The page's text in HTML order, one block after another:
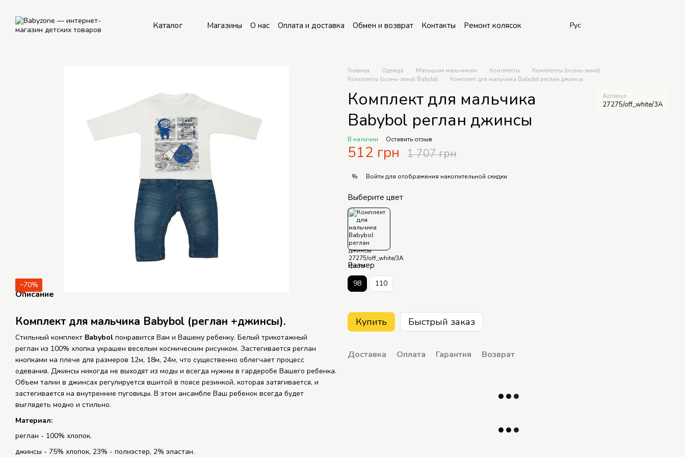
Каталог Магазины О нас Оплата и доставка Обмен и возврат Контакты Ремонт колясок Рус
−70%
Описание
Комплект для мальчика Babybol (реглан +джинсы).
Стильный комплект Babybol понравится Вам и Вашему ребенку. Белый трикотажный
реглан из 100% хлопка украшен веселым космическим рисунком. Застегивается реглан
кнопками на плече для размеров 12м, 18м, 24м, что существенно облегчает процесс
одевания. Джинсы никогда не выходят из моды и всегда нужны в гардеробе Вашего ребенка.
Объем талии в джинсах регулируется вшитой в поясе резинкой, которая затягивается, и
застегивается на внутренние пуговицы. В этом ансамбле Ваш ребенок всегда будет
выглядеть модно и стильно.
Материал:
реглан - 100% хлопок.
джинсы - 75% хлопок, 23% - полиэстер, 2% эластан.
Главная Одежда Малышам мальчикам Комплекты
Комплекты (осень-зима)
Комплекты (осень-зима) Babybol
Комплект для мальчика Babybol реглан джинсы
Комплект для мальчика
Babybol реглан джинсы
Артикул
27275/off_white/3A
В наличии Оставить отзыв
512 грн 1 707 грн
% Войти для отображения накопительной скидки
Выберите цвет
Размер
98 110
Купить Быстрый заказ
Доставка Оплата Гарантия Возврат